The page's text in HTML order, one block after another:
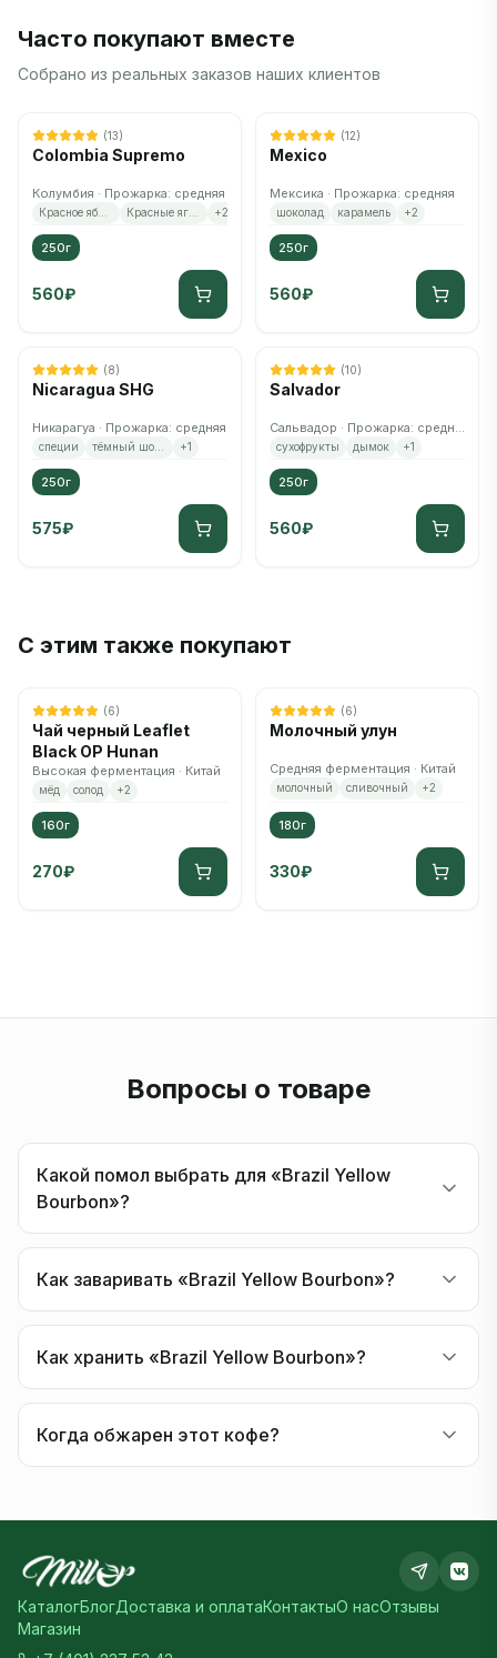
Часто покупают вместе
Собрано из реальных заказов наших клиентов
(13)
Colombia Supremo
Колумбия · Прожарка: средняя
+2
250г
560₽
(12)
Mexico
Мексика · Прожарка: средняя
шоколад карамель +2
250г
560₽
(8)
Nicaragua SHG
Никарагуа · Прожарка: средняя
специи +1
250г
575₽
(10)
Salvador
Сальвадор · Прожарка: средняя
сухофрукты дымок +1
250г
560₽
С этим также покупают
(6)
Чай черный Leaflet
Black OP Hunan
Высокая ферментация · Китай
мёд солод +2
160г
270₽
(6)
Молочный улун
Средняя ферментация · Китай
молочный сливочный +2
180г
330₽
Вопросы о товаре
Какой помол выбрать для «Brazil Yellow
Bourbon»?
Как заваривать «Brazil Yellow Bourbon»?
Как хранить «Brazil Yellow Bourbon»?
Когда обжарен этот кофе?
КаталогБлогДоставка и оплатаКонтактыО насОтзывы
Магазин